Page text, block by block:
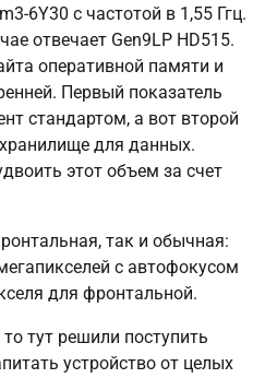
6Y30 с частотой в 1,55 Ггц.
отвечает Gen9LP HD515.
оперативной памяти и
Первый показатель
стандартом, а вот второй
для данных.
этот объем за счет
так и обычная:
с автофокусом
для фронтальной.
тут решили поступить
устройство от целых